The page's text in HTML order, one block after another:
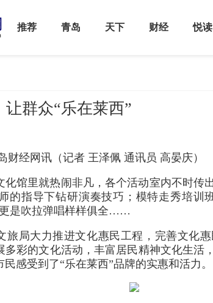
推荐 青岛 天下 财经 悦读
群众“乐在莱西”
财经网讯（记者 王泽佩 通讯员 高晏庆）
化馆里就热闹非凡，各个活动室内不时传
的指导下钻研演奏技巧；模特走秀培训
是吹拉弹唱样样俱全……
旅局大力推进文化惠民工程，完善文化
多彩的文化活动，丰富居民精神文化生活
感受到了“乐在莱西”品牌的实惠和活力。